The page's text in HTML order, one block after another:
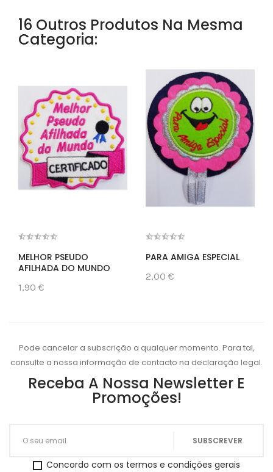
16 Outros Produtos Na Mesma
Categoria:
MELHOR PSEUDO
AFILHADA DO MUNDO
1,90 €
PARA AMIGA ESPECIAL
2,00 €
Pode cancelar a subscrição a qualquer momento. Para tal,
consulte a nossa informação de contacto na declaração legal.
Receba A Nossa Newsletter E
Promoções!
Concordo com os termos e condições gerais